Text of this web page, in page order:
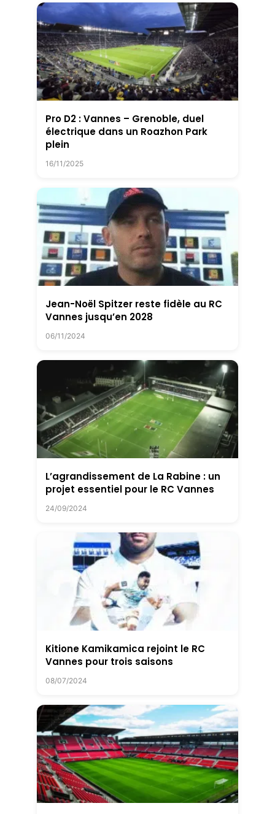
Pro D2 : Vannes – Grenoble, duel
électrique dans un Roazhon Park
plein
16/11/2025
Jean-Noël Spitzer reste fidèle au RC
Vannes jusqu’en 2028
06/11/2024
L’agrandissement de La Rabine : un
projet essentiel pour le RC Vannes
24/09/2024
Kitione Kamikamica rejoint le RC
Vannes pour trois saisons
08/07/2024